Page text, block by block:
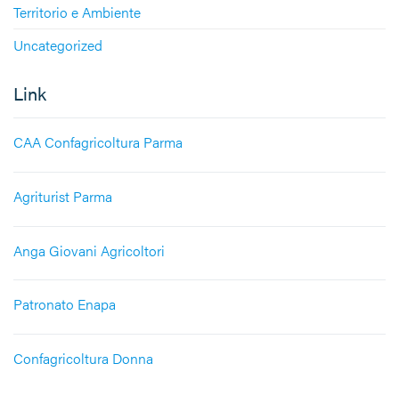
Territorio e Ambiente
Uncategorized
Link
CAA Confagricoltura Parma
Agriturist Parma
Anga Giovani Agricoltori
Patronato Enapa
Confagricoltura Donna